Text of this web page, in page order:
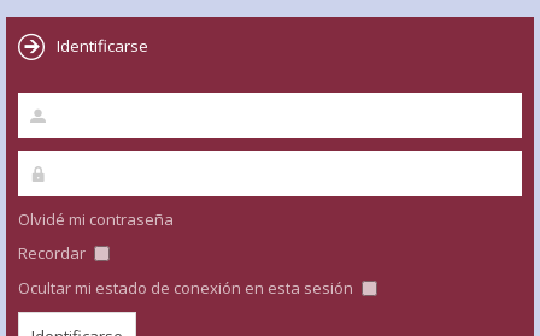
Identificarse
Olvidé mi contraseña
Recordar
Ocultar mi estado de conexión en esta sesión